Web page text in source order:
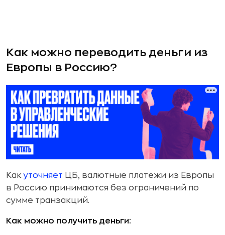
Как можно переводить деньги из
Европы в Россию?
Какуточняет ЦБ, валютные платежи из Европы
в Россию принимаются без ограничений по
сумме транзакций.
Как можно получить деньги: